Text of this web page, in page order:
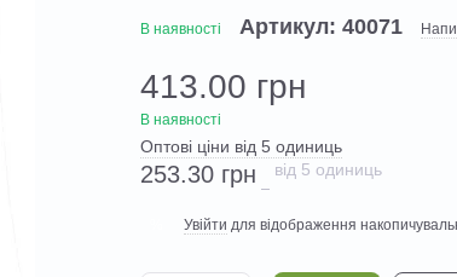
В наявності Артикул: 40071
413.00 грн
В наявності
Оптові ціни від 5 одиниць
253.30 грн від 5 одиниць
Увійти для відображення